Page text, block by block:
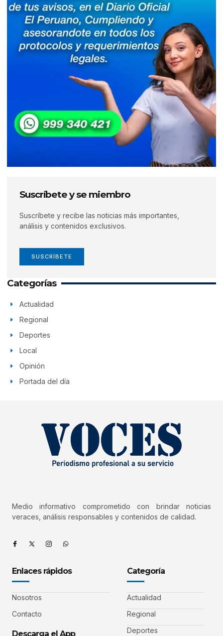
Suscríbete y se miembro
Suscríbete y recibe las noticias más importantes,
análisis y contenidos exclusivos.
SUSCRÍBETE
Categorías
Actualidad
Regional
Deportes
Local
Opinión
Portada del día
Medio informativo comprometido con brindar noticias
veraces, análisis responsables y contenidos de calidad.
Enlaces rápidos
Nosotros
Contacto
Descarga el App
Categoría
Actualidad
Regional
Deportes